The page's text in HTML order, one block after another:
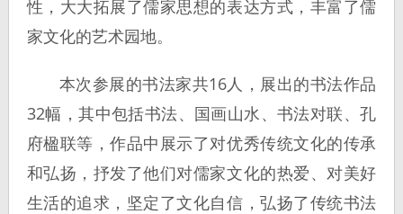
性，大大拓展了儒家思想的表达方式，丰富了儒
家文化的艺术园地。
本次参展的书法家共16人，展出的书法作品
32幅，其中包括书法、国画山水、书法对联、孔
府楹联等，作品中展示了对优秀传统文化的传承
和弘扬，抒发了他们对儒家文化的热爱、对美好
生活的追求，坚定了文化自信，弘扬了传统书法